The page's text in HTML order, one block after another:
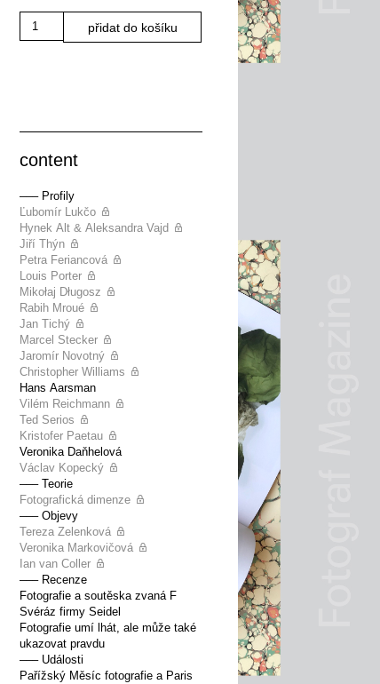
Množství
přidat do košíku
content
––– Profily
Ľubomír Lukčo
Hynek Alt & Aleksandra Vajd
Jiří Thýn
Petra Feriancová
Louis Porter
Mikołaj Długosz
Rabih Mroué
Jan Tichý
Marcel Stecker
Jaromír Novotný
Christopher Williams
Hans Aarsman
Vilém Reichmann
Ted Serios
Kristofer Paetau
Veronika Daňhelová
Václav Kopecký
––– Teorie
Fotografická dimenze
––– Objevy
Tereza Zelenková
Veronika Markovičová
Ian van Coller
––– Recenze
Fotografie a soutěska zvaná F
Svéráz firmy Seidel
Fotografie umí lhát, ale může také
ukazovat pravdu
––– Události
Pařížský Měsíc fotografie a Paris